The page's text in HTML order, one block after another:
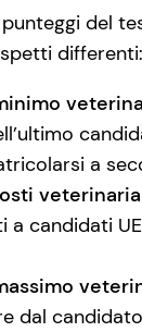
del
differenti:
a
a candidati
dal